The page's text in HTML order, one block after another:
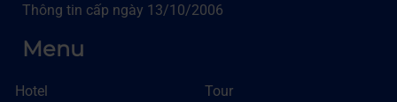
Thông tin cấp ngày 13/10/2006
Menu
Hotel Tour